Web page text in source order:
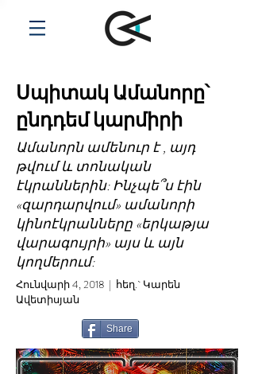
Սպիտակ Ամանորը՝
ընդդեմ կարմիրի
Ամանորն ամենուր է , այդ
թվում և տոնական
էկրաններին: Ինչպե՞ս էին
«զարդարվում» ամանորի
կինոէկրանները «երկաթյա
վարագույրի» այս և այն
կողմերում:
Հունվարի 4, 2018 | հեղ.` Կարեն
Ավետիսյան
Share